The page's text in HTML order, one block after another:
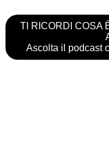
TI RICORDI COSA
Ascolta il podcast